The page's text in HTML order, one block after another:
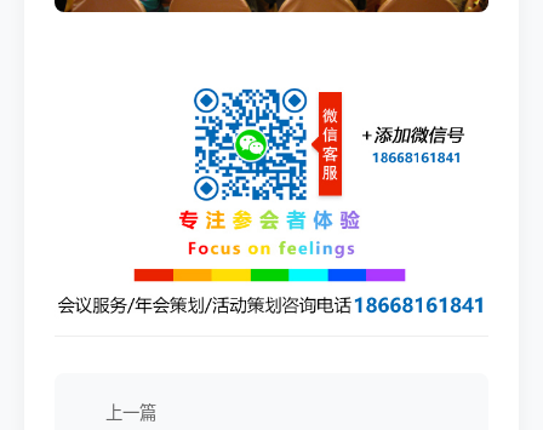
上一篇